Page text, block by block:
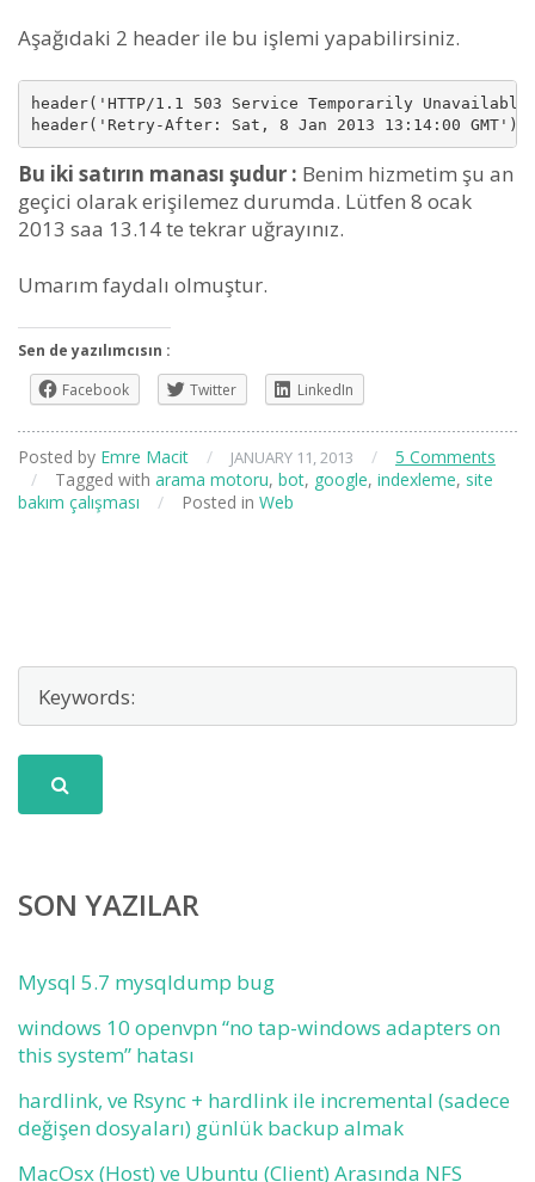
Aşağıdaki 2 header ile bu işlemi yapabilirsiniz.
header('HTTP/1.1 503 Service Temporarily
header('Retry-After: Sat, 8 Jan 2013 13:14:00 GMT');
Bu iki satırın manası şudur : Benim hizmetim şu an
geçici olarak erişilemez durumda. Lütfen 8 ocak
2013 saa 13.14 te tekrar uğrayınız.
Umarım faydalı olmuştur.
Sen de yazılımcısın :
Facebook
Twitter LinkedIn
Posted by Emre Macit / JANUARY 11, 2013 /
5 Comments
/
Tagged with arama motoru, bot, google, indexleme, site
bakım çalışması
/ Posted in Web
SON YAZILAR
Mysql 5.7 mysqldump bug
windows 10 openvpn “no tap-windows adapters on
this system” hatası
hardlink, ve Rsync + hardlink ile incremental (sadece
değişen dosyaları) günlük backup almak
MacOsx (Host) ve Ubuntu (Client) Arasında NFS